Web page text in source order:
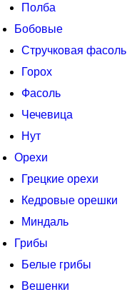
Полба
Бобовые
Стручковая фасоль
Горох
Фасоль
Чечевица
Нут
Орехи
Грецкие орехи
Кедровые орешки
Миндаль
Грибы
Белые грибы
Вешенки